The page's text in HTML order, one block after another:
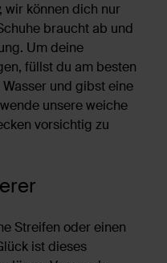
wir können dich nur
braucht ab und
Um deine
füllst du am besten
und gibst eine
unsere weiche
vorsichtig zu
Streifen oder einen
ist dieses